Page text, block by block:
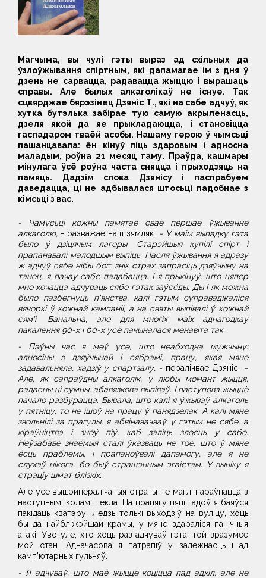
Магчыма, вы чулі гэты выраз ад схільных да
ўзлоўжывання спіртным, які дапамагае ім з дня ў
дзень не сарвацца, радавацца жыццю і вырашаць
справы. Але былых алкаголікаў не існуе. Так
сцвярджае бярэзінец Дзяніс Т., які на сабе адчуў, як
хутка бутэлька забірае тую самую акрыленасць,
дзеля якой да яе прыкладаюцца, і становіцца
гаспадаром тваёй асобы. Нашаму герою ў чымсьці
пашанцавала: ён кінуў піць здаровым і
адносна
маладым, роўна 21 месяц таму. Праўда, кашмары
мінулага ўсё роўна часта сняцца і прыходзяць на
памяць. Дадзім слова Дзянісу і паспрабуем
даведацца, ці не адбывалася штосьці падобнае з
кімсьці з вас.
- Чамусьці кожны памятае сваё першае ўжыванне
алкаголю, - разважае наш зямляк.
- У маім выпадку гэта
было ў дзіцячым лагеры. Старэйшыя купілі спірт і
прапанавалі малодшым выпіць. Пасля ўжывання я адразу
ж адчуў сябе нібы бог: знік страх запрасіць дзяўчыну на
танец, я пачаў сабе падабацца. І я прыкінуў, што цяпер
мне хочацца адчуваць сябе гэтак заўсёды. Ды і як можна
было пазбегнуць п'янства, калі гэтым суправаджаліся
вячоркі ў кожнай кампаніі, а на святы выпівалі ў кожнай
сям'і. Банальна, але для многіх маіх аднагодкаў
пакалення 90-х і 00-х усё пачыналася менавіта так.
- Пэўны час я меў усё, што неабходна мужчыну:
адносіны з дзяўчынай і сябрамі, працу, якая мяне
задавальняла, хадзіў у спартзалу, - пералічвае Дзяніс.
–
Але, як сапраўдны алкаголік, у любы момант жыцця,
радасны ці сумны, абавязкова выпіваў. І паступова жыццё
пачало разбурацца. Бывала, што калі я ўжываў алкаголь
у пятніцу, то не ішоў на працу ў панядзелак. А калі мяне
звольнілі за прагулы, я абвінавачваў у гэтым не сябе, а
кіраўніцтва і зноў піў, каб заліць злосць у сабе.
Неўзабаве знаёмыя сталі ўказваць не тое, што ў мяне
ёсць праблемы, і прапаноўвалі дапамогу, але я не
слухаў нікога, бо быў страшэнным эгаістам. У выніку я
страціў шмат блізкіх.
Але ўсе вышэйпералічаныя страты не маглі параўнацца з
наступнымі коламі пекла. На працягу пяці гадоў я баяўся
пакідаць кватэру. Ледзь толькі выходзіў на вуліцу, хоць
бы да найбліжэйшай крамы, у мяне здараліся панічныя
атакі. Увогуле, хто хоць раз адчуваў гэта, той зразумее
мой стан. Адначасова я патрапіў у залежнасць і ад
камп’ютарных гульняў.
- Я адчуваў, што маё жыццё коціцца пад адхіл, але не